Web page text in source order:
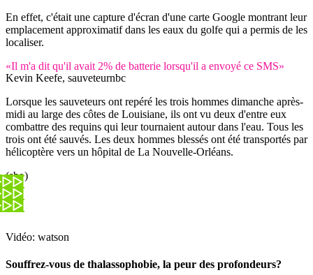
En effet, c'était une capture d'écran d'une carte Google montrant leur
emplacement approximatif dans les eaux du golfe qui a permis de les
localiser.
«Il m'a dit qu'il avait 2% de batterie lorsqu'il a envoyé ce SMS»
Kevin Keefe, sauveteurnbc
Lorsque les sauveteurs ont repéré les trois hommes dimanche après-
midi au large des côtes de Louisiane, ils ont vu deux d'entre eux
combattre des requins qui leur tournaient autour dans l'eau. Tous les
trois ont été sauvés. Les deux hommes blessés ont été transportés par
hélicoptère vers un hôpital de La Nouvelle-Orléans.
(sbo)
Vidéo: watson
Souffrez-vous de thalassophobie, la peur des profondeurs?